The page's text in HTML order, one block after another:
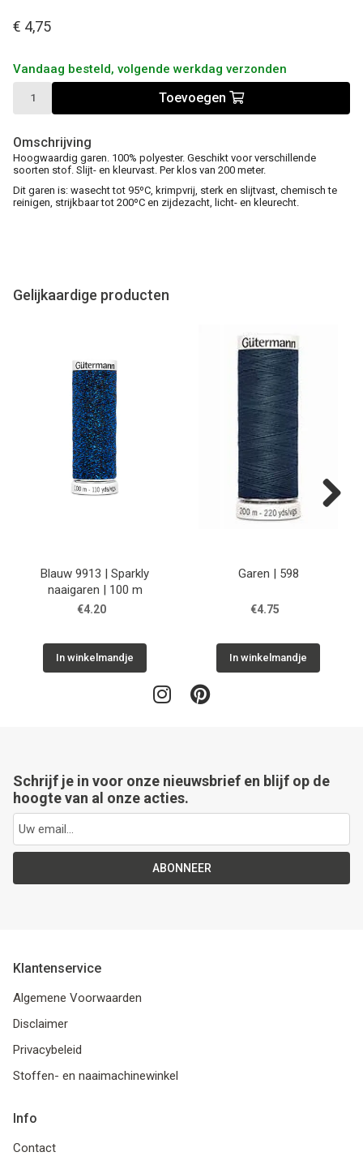
€ 4,75
Vandaag besteld, volgende werkdag verzonden
Toevoegen
Omschrijving
Hoogwaardig garen. 100% polyester. Geschikt voor verschillende
soorten stof. Slijt- en kleurvast. Per klos van 200 meter.
Dit garen is: wasecht tot 95ºC, krimpvrij, sterk en slijtvast, chemisch te
reinigen, strijkbaar tot 200ºC en zijdezacht, licht- en kleurecht.
Gelijkaardige producten
Blauw 9913 | Sparkly
naaigaren | 100 m
€4.20
In winkelmandje
Garen | 598
€4.75
In winkelmandje
Schrijf je in voor onze nieuwsbrief en blijf op de
hoogte van al onze acties.
ABONNEER
Klantenservice
Algemene Voorwaarden
Disclaimer
Privacybeleid
Stoffen- en naaimachinewinkel
Info
Contact